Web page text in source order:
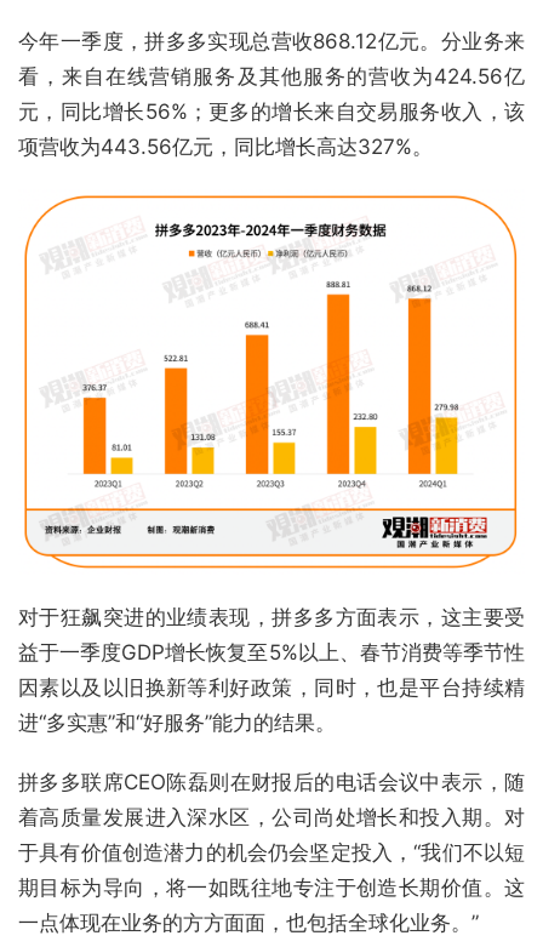
今年一季度，拼多多实现总营收868.12亿元。分业务来
看，来自在线营销服务及其他服务的营收为424.56亿
元，同比增长56%；更多的增长来自交易服务收入，该
项营收为443.56亿元，同比增长高达327%。
对于狂飙突进的业绩表现，拼多多方面表示，这主要受
益于一季度GDP增长恢复至5%以上、春节消费等季节性
因素以及以旧换新等利好政策，同时，也是平台持续精
进“多实惠”和“好服务”能力的结果。
拼多多联席CEO陈磊则在财报后的电话会议中表示，随
着高质量发展进入深水区，公司尚处增长和投入期。对
于具有价值创造潜力的机会仍会坚定投入，“我们不以短
期目标为导向，将一如既往地专注于创造长期价值。这
一点体现在业务的方方面面，也包括全球化业务。”